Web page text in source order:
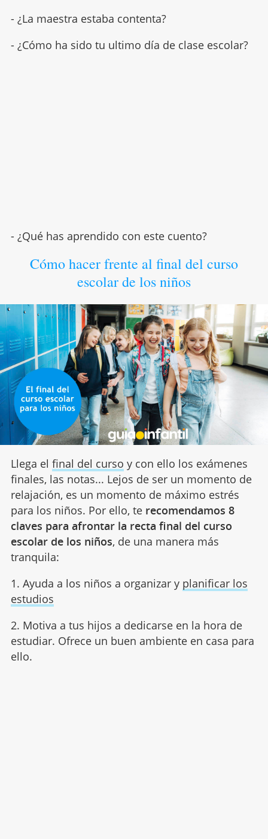
- ¿La maestra estaba contenta?
- ¿Cómo ha sido tu ultimo día de clase escolar?
- ¿Qué has aprendido con este cuento?
Cómo hacer frente al final del curso
escolar de los niños
Llega el final del curso y con ello los exámenes
finales, las notas... Lejos de ser un momento de
relajación, es un momento de máximo estrés
para los niños. Por ello, te recomendamos 8
claves para afrontar la recta final del curso
escolar de los niños, de una manera más
tranquila:
1. Ayuda a los niños a organizar y planificar los
estudios
2. Motiva a tus hijos a dedicarse en la hora de
estudiar. Ofrece un buen ambiente en casa para
ello.